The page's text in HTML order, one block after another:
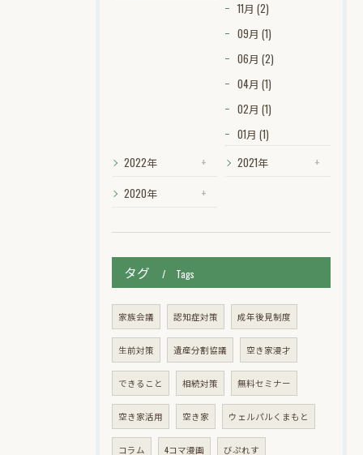
11月 (2)
09月 (1)
06月 (2)
04月 (1)
02月 (1)
01月 (1)
2022年
2021年
2020年
タグ Tags
家族会議 認知症対策 成年後見制度
生前対策 遺産分割協議 空き家漫才
できること 相続対策 無料セミナー
空き家活用 空き家 ウェルパルくまもと
コラム 4コマ漫画 びぷれす